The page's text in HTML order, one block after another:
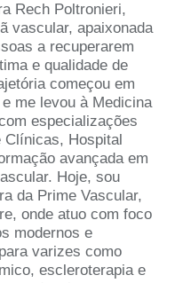
Rech Poltronieri,
vascular, apaixonada
a recuperarem
e qualidade de
começou em
me levou à Medicina
especializações
Clínicas, Hospital
avançada em
Hoje, sou
da Prime Vascular,
onde atuo com foco
modernos e
varizes como
escleroterapia e